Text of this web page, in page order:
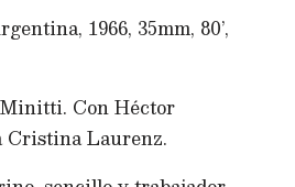
1966, 35mm, 80’,
Con Héctor
Laurenz.